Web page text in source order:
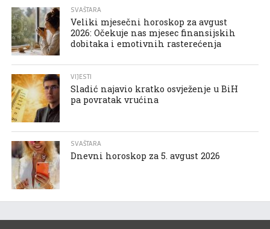
SVAŠTARA
Veliki mjesečni horoskop za avgust
2026: Očekuje nas mjesec finansijskih
dobitaka i emotivnih rasterećenja
VIJESTI
Sladić najavio kratko osvježenje u BiH
pa povratak vrućina
SVAŠTARA
Dnevni horoskop za 5. avgust 2026